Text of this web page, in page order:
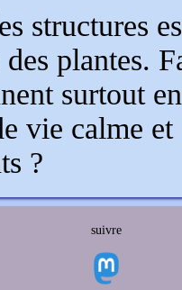
structures
plantes.
surtout
vie calme
?
suivre